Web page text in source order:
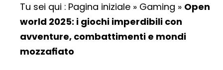
Tu sei qui : Pagina iniziale » Gaming » Open
world 2025: i giochi imperdibili con
avventure, combattimenti e mondi
mozzafiato